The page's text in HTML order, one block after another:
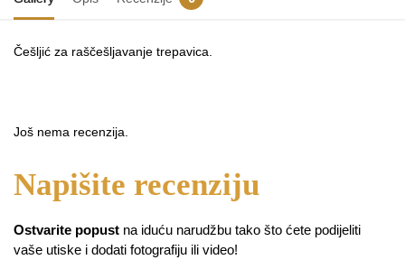
Češljić za raščešljavanje trepavica.
Još nema recenzija.
Ostvarite popust na iduću narudžbu tako što ćete podijeliti
vaše utiske i dodati fotografiju ili video!